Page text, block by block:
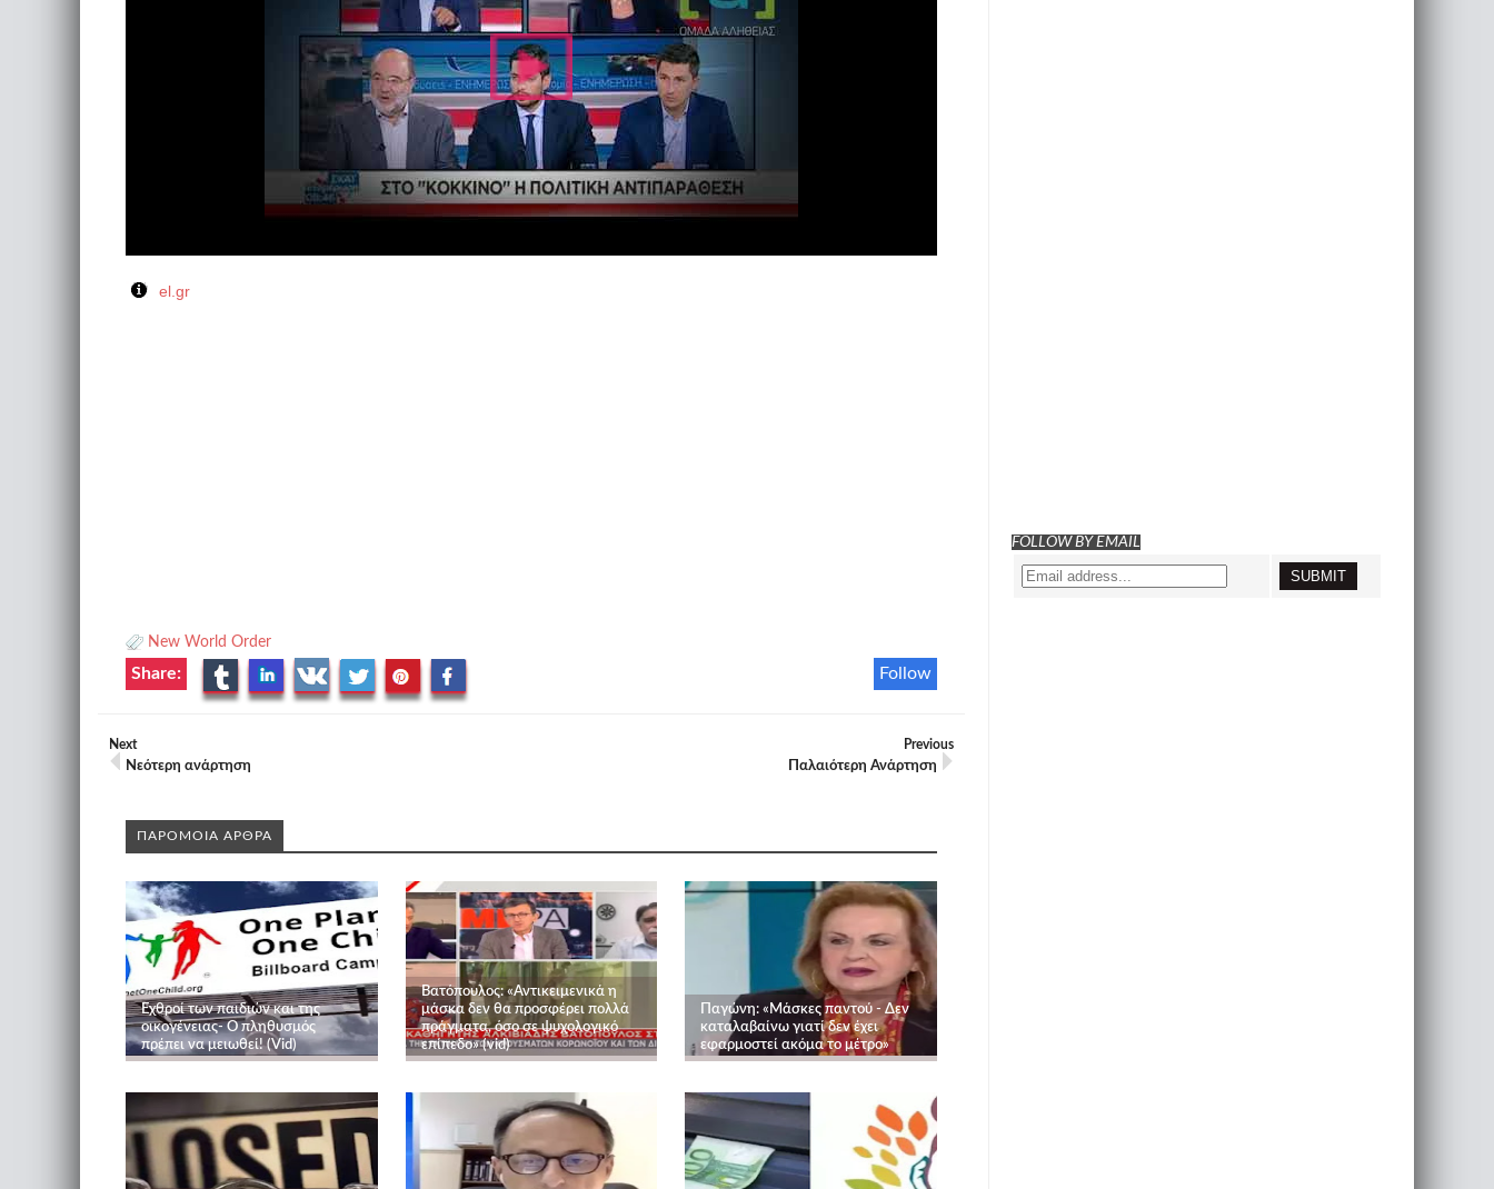
el.gr
New World Order
Follow
Share:
Next
Νεότερη ανάρτηση
Previous
Παλαιότερη Ανάρτηση
ΠΑΡΟΜΟΙΑ ΑΡΘΡΑ
Εχθροί των παιδιών και της
οικογένειας- Ο πληθυσμός
πρέπει να μειωθεί! (Vid)
Βατόπουλος: «Αντικειμενικά η
μάσκα δεν θα προσφέρει πολλά
πράγματα, όσο σε ψυχολογικό
επίπεδο» (vid)
Παγώνη: «Μάσκες παντού - Δεν
καταλαβαίνω γιατί δεν έχει
εφαρμοστεί ακόμα το μέτρο»
FOLLOW BY EMAIL